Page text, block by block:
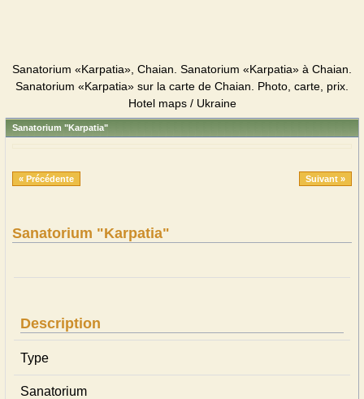
Sanatorium «Karpatia», Chaian. Sanatorium «Karpatia» à Chaian.
Sanatorium «Karpatia» sur la carte de Chaian. Photo, carte, prix.
Hotel maps / Ukraine
Sanatorium "Karpatia"
« Précédente Suivant »
Sanatorium "Karpatia"
Description
Type
Sanatorium